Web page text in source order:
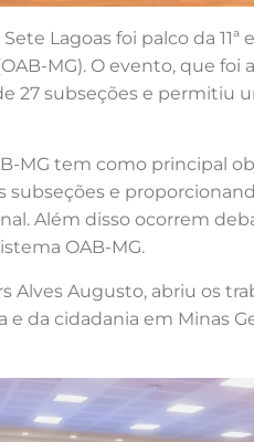
Lagoas foi palco da
MG). O evento, que
27 subseções e permitiu
MG tem como principal
subseções e
Além disso ocorrem
OAB-MG.
Alves Augusto, abriu os
e da cidadania em Minas